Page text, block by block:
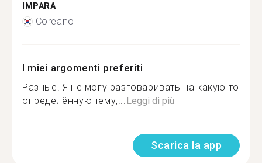
IMPARA
Coreano
I miei argomenti preferiti
Разные. Я не могу разговаривать на какую то
определённую тему,...Leggi di più
Scarica la app